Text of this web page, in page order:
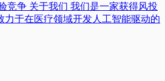
竞争 关于我们 我们是一家获得风投
力于在医疗领域开发人工智能驱动的